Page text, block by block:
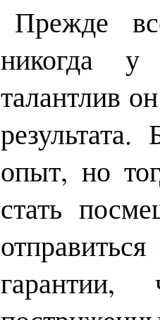
Прежде
никогда у
талантлив
опыт, но
стать